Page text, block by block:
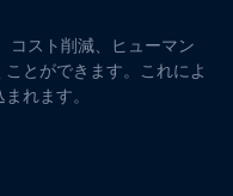
コスト削減、ヒューマン
とができます。これによ
れます。